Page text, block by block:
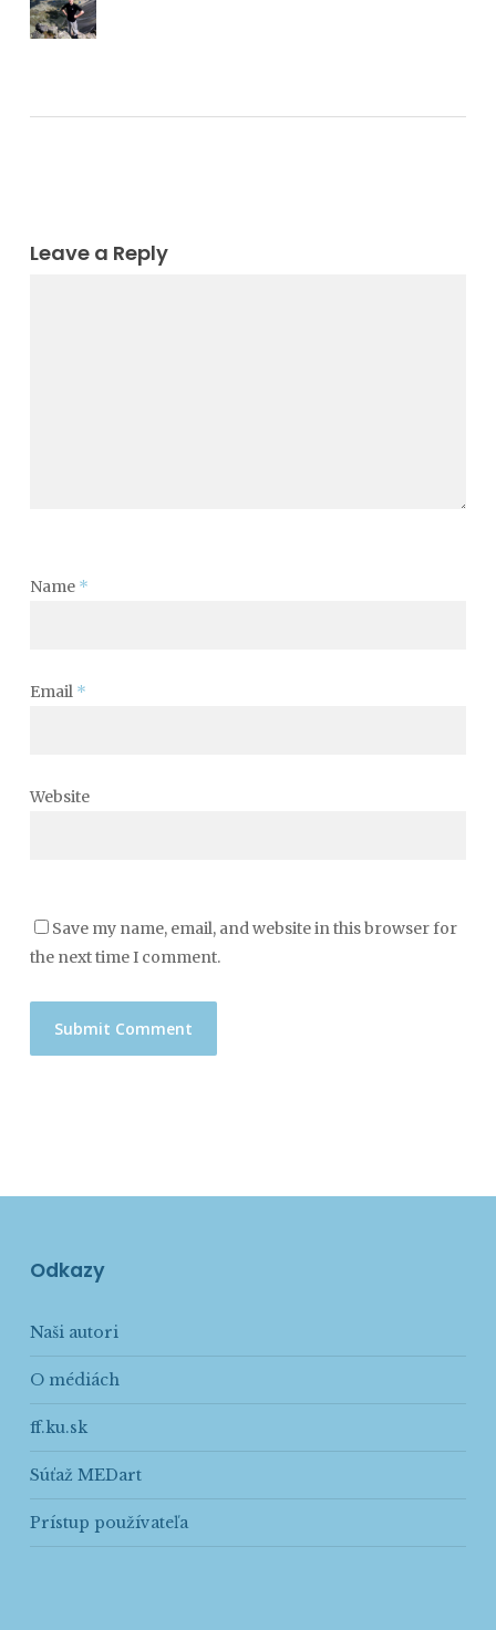
Leave a Reply
Name *
Email *
Website
Save my name, email, and website in this browser for
the next time I comment.
Odkazy
Naši autori
O médiách
ff.ku.sk
Súťaž MEDart
Prístup používateľa